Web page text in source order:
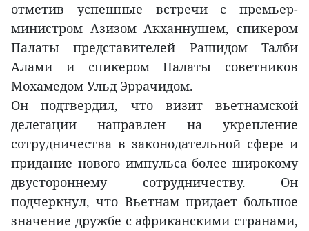
отметив успешные встречи с премьер-
министром Азизом Акханнушем, спикером
Палаты представителей Рашидом Талби
Алами и спикером Палаты советников
Мохамедом Ульд Эррачидом.
Он подтвердил, что визит вьетнамской
делегации направлен на укрепление
сотрудничества в законодательной сфере и
придание нового импульса более широкому
двустороннему сотрудничеству. Он
подчеркнул, что Вьетнам придает большое
значение дружбе с африканскими странами,